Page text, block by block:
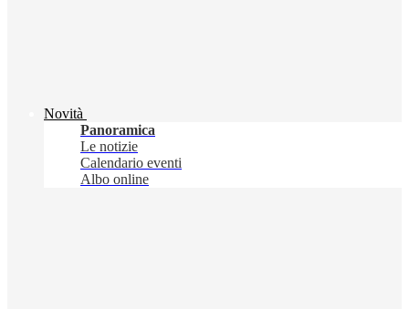
Novità
Panoramica
Le notizie
Calendario eventi
Albo online